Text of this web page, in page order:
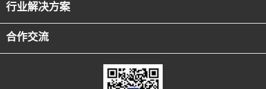
行业解决方案
合作交流